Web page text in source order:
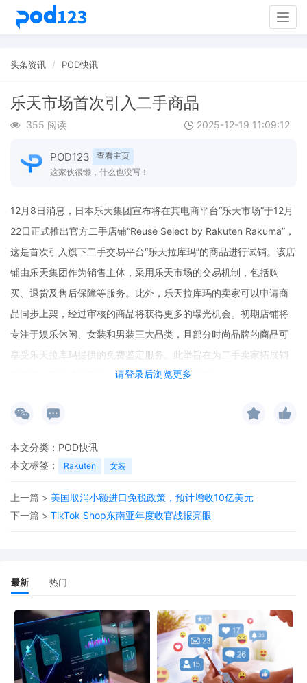
头条资讯 POD快讯
乐天市场首次引入二手商品
355 阅读 2025-12-19 11:09:12
POD123
查看主页
这家伙很懒，什么也没写！
请登录后浏览更多
12月8日消息，日本乐天集团宣布将在其电商平台“乐天市场”于12月
22日正式推出官方二手店铺“Reuse Select by Rakuten Rakuma”，
这是首次引入旗下二手交易平台“乐天拉库玛”的商品进行试销。该店
铺由乐天集团作为销售主体，采用乐天市场的交易机制，包括购
买、退货及售后保障等服务。此外，乐天拉库玛的卖家可以申请商
品同步上架，经过审核的商品将获得更多的曝光机会。初期店铺将
专注于娱乐休闲、女装和男装三大品类，且部分时尚品牌的商品可
享受乐天拉库玛提供的免费鉴定服务。此举旨在为二手卖家拓展销
售渠道，同时通过平台认证提升消费者的信任度。
本文分类： POD快讯
本文标签：
Rakuten 女装
上一篇 > 美国取消小额进口免税政策，预计增收10亿美元
下一篇 > TikTok Shop东南亚年度收官战报亮眼
最新 热门